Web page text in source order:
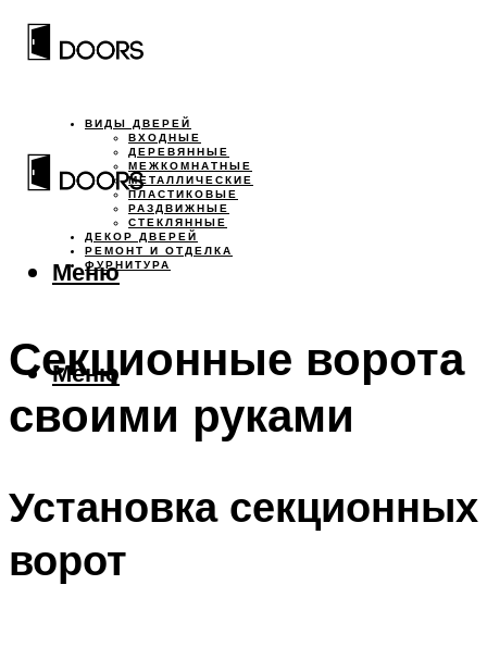
ВИДЫ ДВЕРЕЙ
ВХОДНЫЕ
ДЕРЕВЯННЫЕ
МЕЖКОМНАТНЫЕ
МЕТАЛЛИЧЕСКИЕ
ПЛАСТИКОВЫЕ
РАЗДВИЖНЫЕ
СТЕКЛЯННЫЕ
ДЕКОР ДВЕРЕЙ
РЕМОНТ И ОТДЕЛКА
ФУРНИТУРА
Меню
Меню
Секционные ворота
своими руками
Установка секционных
ворот